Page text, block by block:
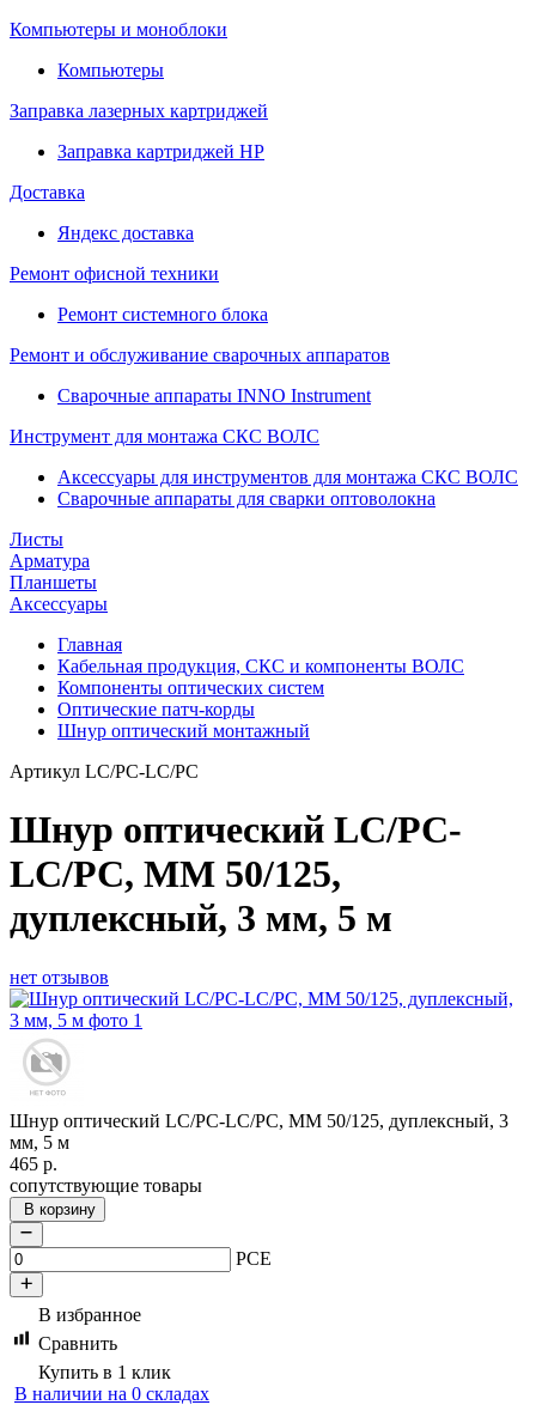
Компьютеры и моноблоки
Компьютеры
Заправка лазерных картриджей
Заправка картриджей HP
Доставка
Яндекс доставка
Ремонт офисной техники
Ремонт системного блока
Ремонт и обслуживание сварочных аппаратов
Сварочные аппараты INNO Instrument
Инструмент для монтажа СКС ВОЛС
Аксессуары для инструментов для монтажа СКС ВОЛС
Сварочные аппараты для сварки оптоволокна
Листы
Арматура
Планшеты
Аксессуары
Главная
Кабельная продукция, СКС и компоненты ВОЛС
Компоненты оптических систем
Оптические патч-корды
Шнур оптический монтажный
Артикул LC/PC-LC/PC
Шнур оптический LC/PC-
LC/PC, MМ 50/125,
дуплексный, 3 мм, 5 м
нет отзывов
Шнур оптический LC/PC-LC/PC, MМ 50/125, дуплексный, 3
мм, 5 м
465 р.
сопутствующие товары
В корзину
PCE
В избранное
Сравнить
Купить в 1 клик
В наличии на 0 складах